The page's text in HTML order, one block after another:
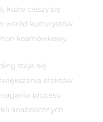
które cieszy się
wśród kulturystów,
kosmówkowy.
staje się
efektów
procesu
anabolicznych.